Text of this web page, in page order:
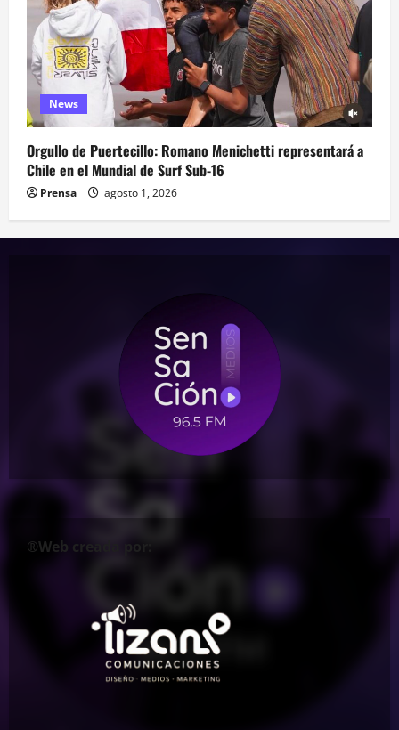
News
Orgullo de Puertecillo: Romano Menichetti representará a
Chile en el Mundial de Surf Sub-16
Prensa agosto 1, 2026
®Web creada por: